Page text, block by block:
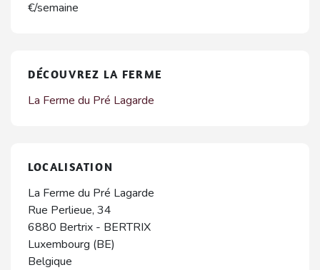
€/semaine
DÉCOUVREZ LA FERME
La Ferme du Pré Lagarde
LOCALISATION
La Ferme du Pré Lagarde
Rue Perlieue, 34
6880 Bertrix - BERTRIX
Luxembourg (BE)
Belgique